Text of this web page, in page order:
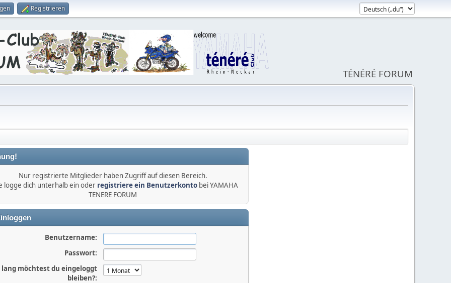
Registrieren
TÉNÉRÉ FORUM
Nur registrierte Mitglieder haben Zugriff auf diesen Bereich.
logge dich unterhalb ein oder registriere ein Benutzerkonto bei YAMAHA
TENERE FORUM
Benutzername:
Passwort:
lang möchtest du eingeloggt
bleiben?: